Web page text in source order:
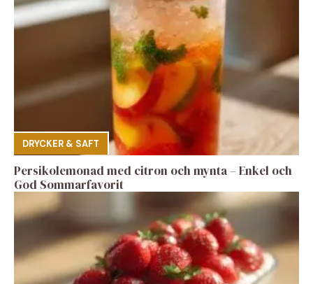
DRYCKER & SAFT
Persikolemonad med citron och mynta – Enkel och
God Sommarfavorit